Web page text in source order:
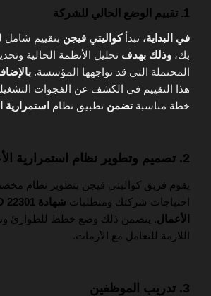
1. تقييم الوضع الحالي للشركة
في البداية، تبدأكواليتي فيجن بتقييم شامل
بك، وذلك بهدف تحليل الأنظمة الحالية
المحتملة التي قد تواجهها المؤسسة.
هذا التقييم في الكشف عن الفجوات
خطة مناسبةتضمن تطبيق نظام استمرارية
2. تصميم وتطوير نظام استمرارية الأعمال
يقوم فريق كواليتي فيجن بتطوير نظام
احتياجات شركتك ومتطلبات
الأعمال. يتضمن ذلك وضع خطط للطوارئ
اللازمة للتعامل مع الأزمات.
3. تدريب الموظفين